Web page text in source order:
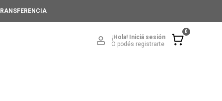
¡Hola! Iniciá sesión
O podés registrarte
0